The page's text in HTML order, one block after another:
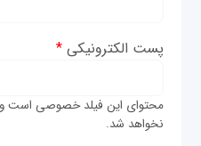
پست الکترونیکی*
محتوای این فیلد خصوصی است
نخواهد شد.